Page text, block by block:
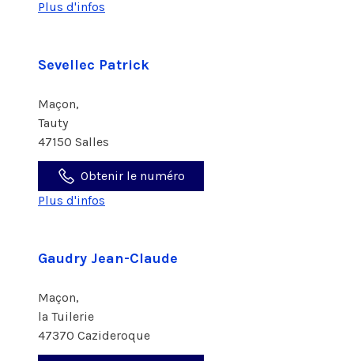
Plus d'infos
Sevellec Patrick
Maçon,
Tauty
47150 Salles
Obtenir le numéro
Plus d'infos
Gaudry Jean-Claude
Maçon,
la Tuilerie
47370 Cazideroque